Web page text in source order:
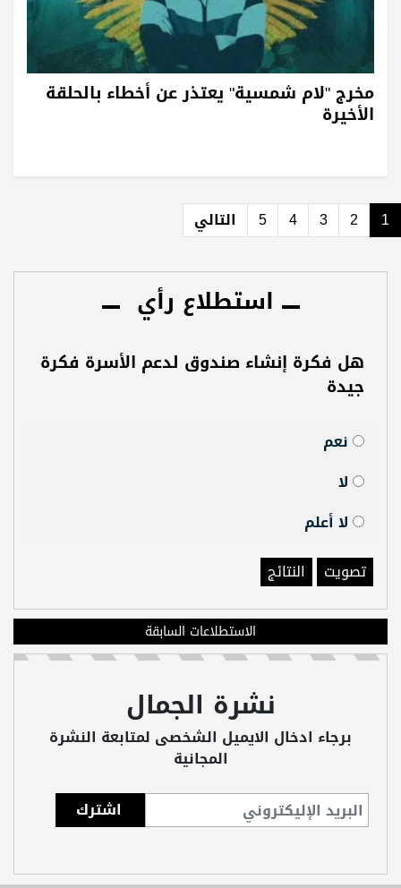
مخرج "لام شمسية" يعتذر عن أخطاء بالحلقة
الأخيرة
1
2
3
4
5 التالي
استطلاع رأي
هل فكرة إنشاء صندوق لدعم الأسرة فكرة
جيدة
نعم
لا
لا أعلم
تصويت
النتائج
الاستطلاعات السابقة
نشرة الجمال
برجاء ادخال الايميل الشخصى لمتابعة النشرة
المجانية